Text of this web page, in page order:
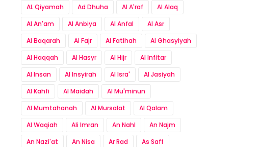
AL Qiyamah Ad Dhuha Al A'raf
Al Alaq
Al An'am
Al Anbiya Al Anfal
Al Asr
Al Baqarah
Al Fajr Al Fatihah
Al Ghasyiyah
Al Haqqah
Al Hasyr Al Hijr
Al Infitar
Al Insan
Al Insyirah Al Isra'
Al Jasiyah
Al Kahfi
Al Maidah
Al Mu'minun
Al Mumtahanah
Al Mursalat
Al Qalam
Al Waqiah
Ali Imran An Nahl
An Najm
An Nazi'at
An Nisa Ar Rad
As Saff